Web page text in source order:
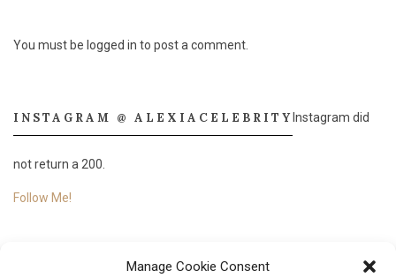
Manage Cookie Consent
You must be logged in to post a comment.
INSTAGRAM @ ALEXIACELEBRITY Instagram did
not return a 200.
Follow Me!